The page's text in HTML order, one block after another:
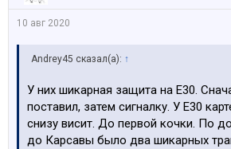
10 авг 2020
Andrey45 сказал(а): ↑
У них шикарная защита на Е30.
поставил, затем сигналку. У Е30
снизу висит. До первой кочки. По
до Карсавы было два шикарных